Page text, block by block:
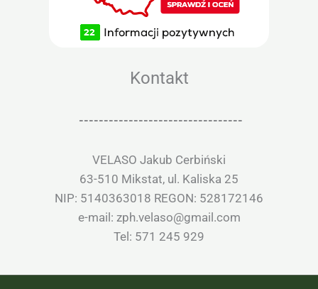
Kontakt
---------------------------------
VELASO Jakub Cerbiński
63-510 Mikstat, ul. Kaliska 25
NIP: 5140363018 REGON: 528172146
e-mail: zph.velaso@gmail.com
Tel: 571 245 929